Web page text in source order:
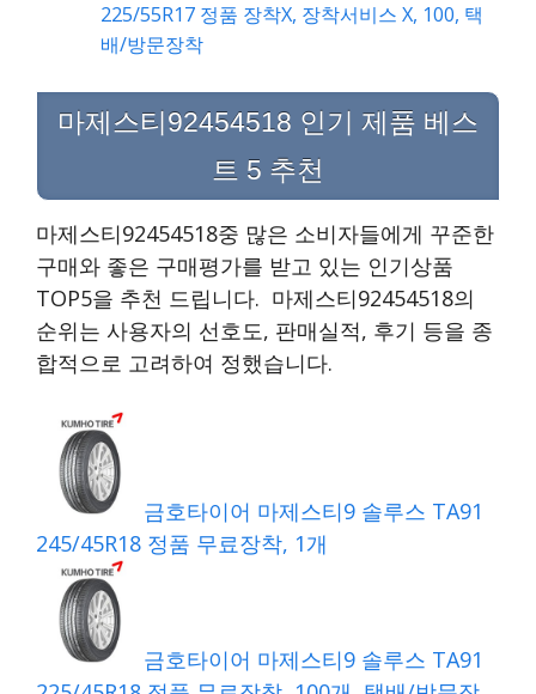
225/55R17 정품 장착X, 장착서비스 X, 100, 택
배/방문장착
마제스티92454518 인기 제품 베스
트 5 추천
마제스티92454518중 많은 소비자들에게 꾸준한
구매와 좋은 구매평가를 받고 있는 인기상품
TOP5을 추천 드립니다. 마제스티92454518의
순위는 사용자의 선호도, 판매실적, 후기 등을 종
합적으로 고려하여 정했습니다.
금호타이어 마제스티9 솔루스 TA91
245/45R18 정품 무료장착, 1개
금호타이어 마제스티9 솔루스 TA91